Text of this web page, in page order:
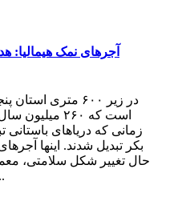
آجرهای نمک هیمالیا:
در زیر ۶۰۰ متری
است که ۲۶۰
زمانی که دریاهای
بکر تبدیل شدند. اینها
حال تغییر شکل سلامتی،
سراسر